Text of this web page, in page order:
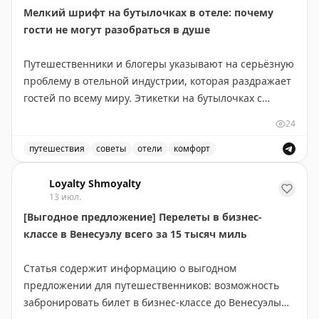
более продолжительные красивые виды: озера и леса
Северного Онтарио, Канадские Скалистые горы.
Канаду и выделите 5-6 дней, посетив малые города
вроде Вавы или Муз-Джо. Если спешите — США
справедливо конкурируют, особенно если оставить
Points Miles and Bling| Original
Мелкий шрифт на бутылочках в отеле: почему
гости не могут разобраться в душе
Путешественники и блогеры указывают на серьёзную
проблему в отельной индустрии, которая раздражает
гостей по всему миру. Этикетки на бутылочках с
практически невозможно прочитать без очков.
Проблема в том, что в ванной комнате, особенно в
душе, носить очки неудобно и непрактично. Гости
вынуждены либо надевать их в мокрую ванну, рискуя
их повредить, либо многократно выходить из душа,
предназначена. Это приводит к путанице — люди
случайно используют кондиционер вместо шампуня
или наоборот.
24
путешествия советы отели комфорт
Loyalty Shmoyalty
13 июл.
[Выгодное предложение] Перелеты в бизнес-
классе в Венесуэлу всего за 15 тысяч миль
Статья содержит информацию о выгодном
предложении для путешественников: возможность
забронировать билет в бизнес-классе до Венесуэлы